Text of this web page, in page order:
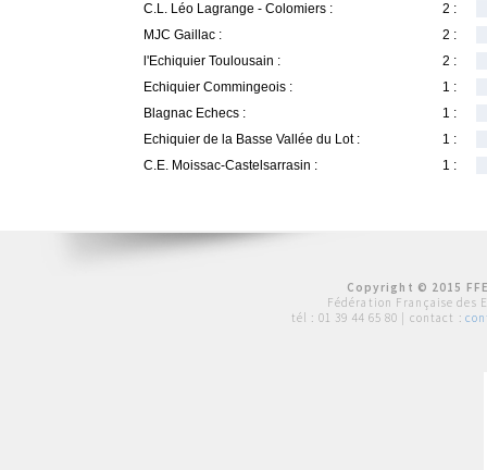
C.L. Léo Lagrange - Colomiers :
2 :
MJC Gaillac :
2 :
l'Echiquier Toulousain :
2 :
Echiquier Commingeois :
1 :
Blagnac Echecs :
1 :
Echiquier de la Basse Vallée du Lot :
1 :
C.E. Moissac-Castelsarrasin :
1 :
Copyright © 2015
Fédération Française des
tél : 01 39 44 65 80 | contact :